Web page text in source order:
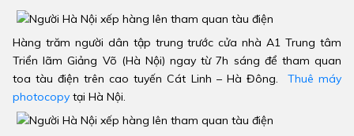
Hàng trăm người dân tập trung trước cửa nhà A1 Trung tâm
Triển lãm Giảng Võ (Hà Nội) ngay từ 7h sáng để tham quan
toa tàu điện trên cao tuyến Cát Linh – Hà Đông. Thuê máy
photocopy tại Hà Nội.